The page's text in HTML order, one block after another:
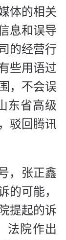
体的相关
息和误导
的经营行
些用语过
，不会误
东省高级
驳回腾讯
，张正鑫
的可能，
提起的诉
法院作出